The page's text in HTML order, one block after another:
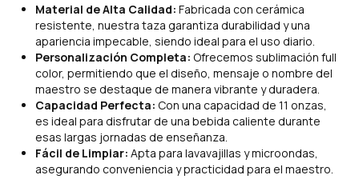
Material de Alta Calidad: Fabricada con cerámica
resistente, nuestra taza garantiza durabilidad y una
apariencia impecable, siendo ideal para el uso diario.
Personalización Completa: Ofrecemos sublimación full
color, permitiendo que el diseño, mensaje o nombre del
maestro se destaque de manera vibrante y duradera.
Capacidad Perfecta: Con una capacidad de 11 onzas,
es ideal para disfrutar de una bebida caliente durante
esas largas jornadas de enseñanza.
Fácil de Limpiar: Apta para lavavajillas y microondas,
asegurando conveniencia y practicidad para el maestro.